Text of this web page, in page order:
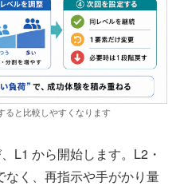
ると比較しやすくなります
L1 から開始します。L2・
なく、再指示や手がかり量